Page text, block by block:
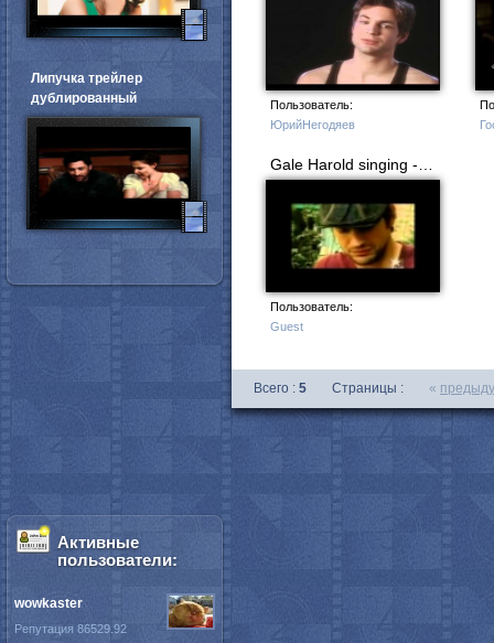
Пользователь:
ЮрийНегодяев
Пользователь:
Guest
Всего : 5 Страницы : «
Липучка трейлер
дублированный
Активные
пользователи:
wowkaster
Репутация 86529.92